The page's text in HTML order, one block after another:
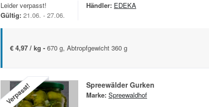
Leider verpasst!
Gültig: 21.06. - 27.06.
Händler: EDEKA
€ 4,97 / kg - 670 g, Abtropfgewicht 360 g
Verpasst! Spreewälder Gurken
Marke: Spreewaldhof